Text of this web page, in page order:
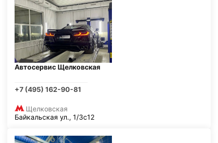
Автосервис Щелковская
+7 (495) 162-90-81
Щелковская
Байкальская ул., 1/3с12